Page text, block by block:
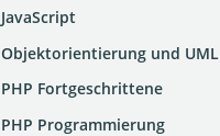
JavaScript
Objektorientierung und UML
PHP Fortgeschrittene
PHP Programmierung